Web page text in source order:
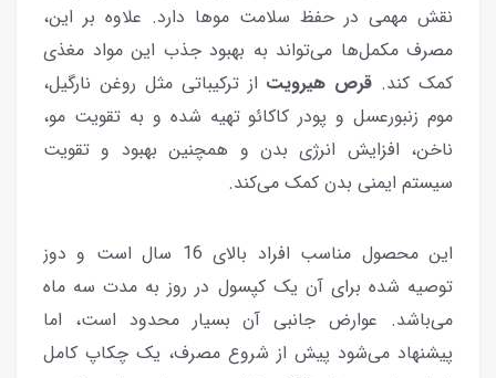
نقش مهمی در حفظ سلامت موها دارد. علاوه بر این،
مصرف مکمل‌ها می‌تواند به بهبود جذب این مواد مغذی
کمک کند. قرص هیرویت از ترکیباتی مثل روغن نارگیل،
موم زنبورعسل و پودر کاکائو تهیه‌ شده و به تقویت مو،
ناخن، افزایش انرژی بدن و همچنین بهبود و تقویت
سیستم ایمنی بدن کمک می‌کند.
این محصول مناسب افراد بالای 16 سال است و دوز
توصیه‌ شده برای آن یک کپسول در روز به مدت سه ماه
می‌باشد. عوارض جانبی آن بسیار محدود است، اما
پیشنهاد می‌شود پیش از شروع مصرف، یک چکاپ کامل